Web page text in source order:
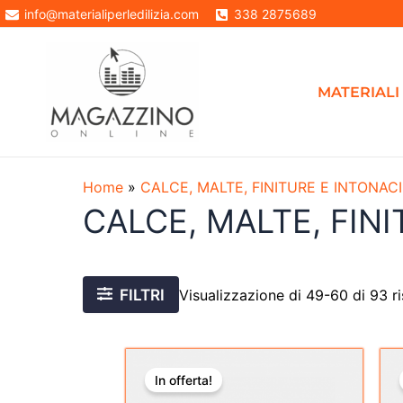
Vai info@materialiperledilizia.com 338 2875689
MATERIALI
Home » CALCE, MALTE, FINITURE E INTONACI
CALCE, MALTE,
FILTRI Visualizzazione di 49-60 di 93
In offerta!
prezzo
originale